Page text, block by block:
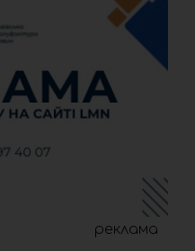
реклама